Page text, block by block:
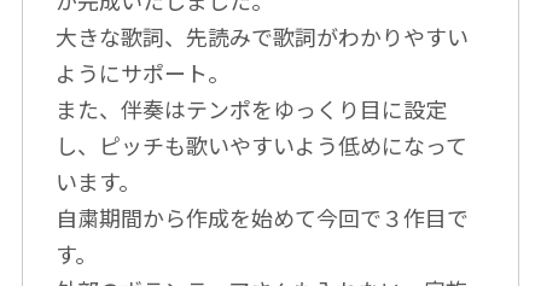
大きな歌詞、先読みで歌詞がわかりやすい
ようにサポート。
また、伴奏はテンポをゆっくり目に設定
し、ピッチも歌いやすいよう低めになって
います。
自粛期間から作成を始めて今回で３作目で
す。